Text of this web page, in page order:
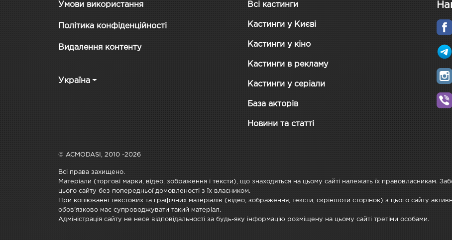
Умови використання
Політика конфіденційності
Видалення контенту
Україна
Всі кастинги
Кастинги у Києві
Кастинги у кіно
Кастинги в рекламу
Кастинги у серіали
База акторів
Новини та статті
© ACMODASI, 2010 -2026
Всі права захищено.
Матеріали (торгові марки, відео, зображення і тексти), що знаходяться на цьому сайті належать їх правовласникам.
цього сайту без попередньої домовленості з їх власником.
При копіюванні текстових та графічних матеріалів (відео, зображення, тексти, скріншоти сторінок) з цього сайту
обов'язково має супроводжувати такий матеріал.
Адміністрація сайту не несе відповідальності за будь-яку інформацію розміщену на цьому сайті третіми особами.